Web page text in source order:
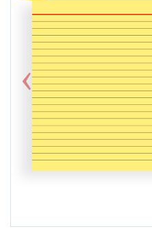
Previous